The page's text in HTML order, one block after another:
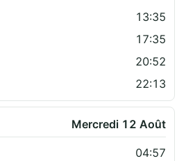
13:35
17:35
20:52
22:13
Mercredi 12 Août
04:57